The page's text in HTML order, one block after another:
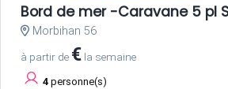
Bord de mer -Caravane 5 pl
Morbihan 56
à partir de € la semaine
4 personne(s)